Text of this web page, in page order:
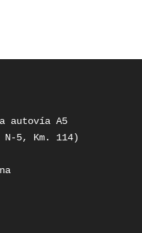
autovía A5
5, Km. 114)
45600 Talavera de la Reina